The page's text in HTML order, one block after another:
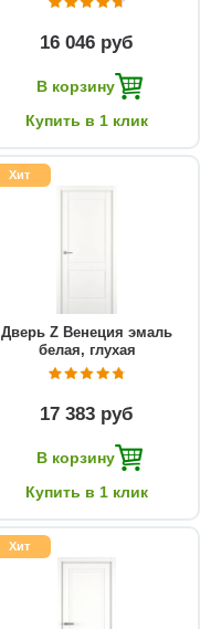
16 046 руб
В корзину
Купить в 1 клик
Хит
Дверь Z Венеция эмаль
белая, глухая
17 383 руб
В корзину
Купить в 1 клик
Хит